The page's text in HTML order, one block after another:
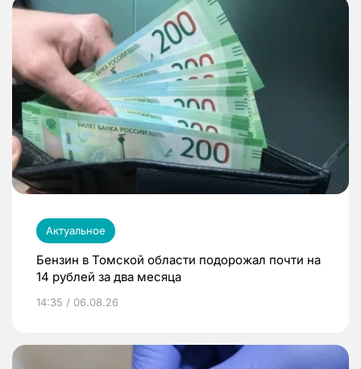
Актуальное
Бензин в Томской области подорожал почти на
14 рублей за два месяца
14:35 / 06.08.26